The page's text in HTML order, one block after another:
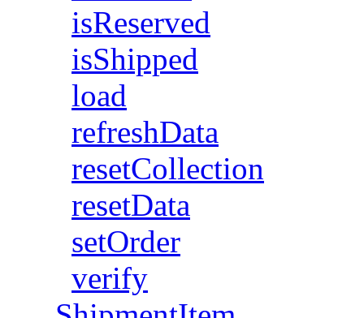
isReserved
isShipped
load
refreshData
resetCollection
resetData
setOrder
verify